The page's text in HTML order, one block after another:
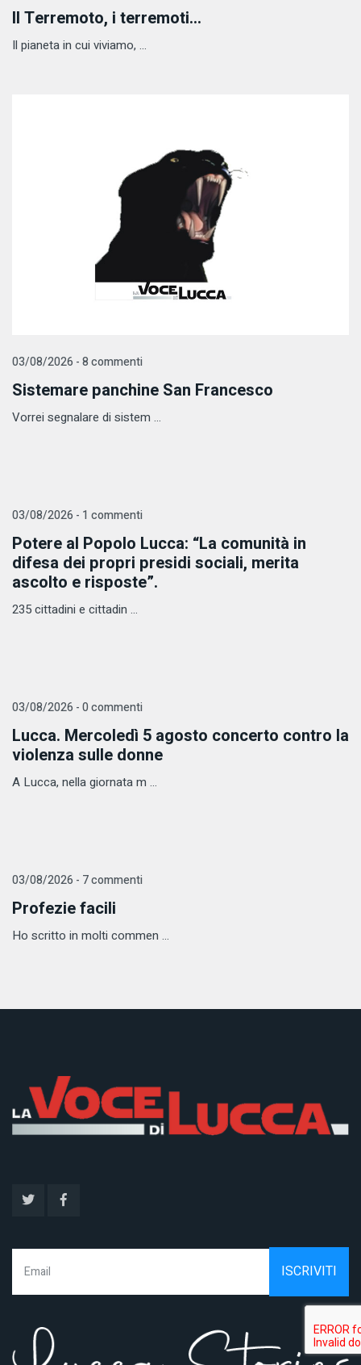
Il Terremoto, i terremoti...
Il pianeta in cui viviamo, ...
03/08/2026 - 8 commenti
Sistemare panchine San Francesco
Vorrei segnalare di sistem ...
03/08/2026 - 1 commenti
Potere al Popolo Lucca: “La comunità in
difesa dei propri presidi sociali, merita
ascolto e risposte”.
235 cittadini e cittadin ...
03/08/2026 - 0 commenti
Lucca. Mercoledì 5 agosto concerto contro la
violenza sulle donne
A Lucca, nella giornata m ...
03/08/2026 - 7 commenti
Profezie facili
Ho scritto in molti commen ...